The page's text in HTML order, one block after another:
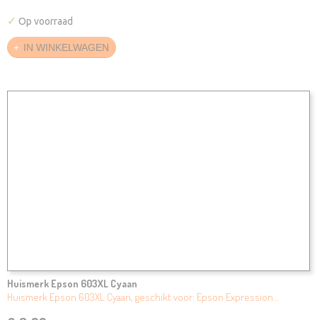
✓ Op voorraad
IN WINKELWAGEN
Huismerk Epson 603XL Cyaan
Huismerk Epson 603XL Cyaan, geschikt voor: Epson Expression…